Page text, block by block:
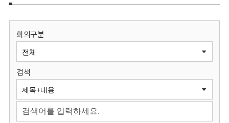
보
원
회
회의구분
검색